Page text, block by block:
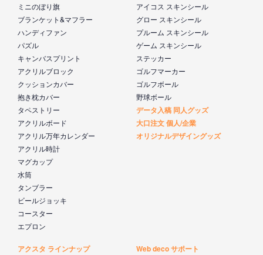
ミニのぼり旗
ブランケット&マフラー
ハンディファン
パズル
キャンバスプリント
アクリルブロック
クッションカバー
抱き枕カバー
タペストリー
アクリルボード
アクリル万年カレンダー
アクリル時計
マグカップ
水筒
タンブラー
ビールジョッキ
コースター
エプロン
アイコス スキンシール
グロー スキンシール
プルーム スキンシール
ゲーム スキンシール
ステッカー
ゴルフマーカー
ゴルフボール
野球ボール
データ入稿 同人グッズ
大口注文 個人/企業
オリジナルデザイングッズ
アクスタ ラインナップ
Web deco サポート